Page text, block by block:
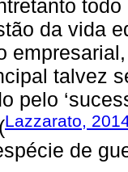
da vida
talvez
pelo
Lazzarato,
de